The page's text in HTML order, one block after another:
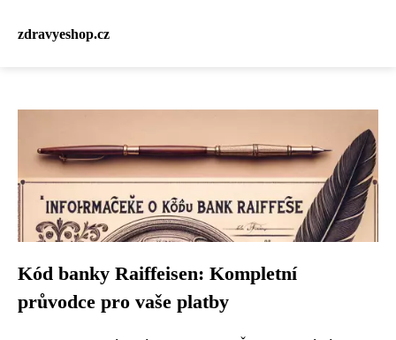
zdravyeshop.cz
Kód banky Raiffeisen: Kompletní
průvodce pro vaše platby